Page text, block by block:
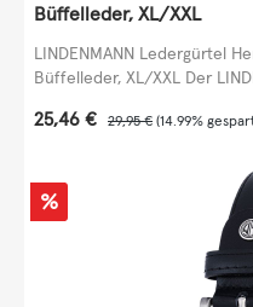
Büffelleder, XL/XXL
LINDENMANN Ledergürtel
Büffelleder, XL/XXL Der
Verkaufspreis:
25,46 € Regulärer Preis:
29,95 € (14.99%
Rabatt
%